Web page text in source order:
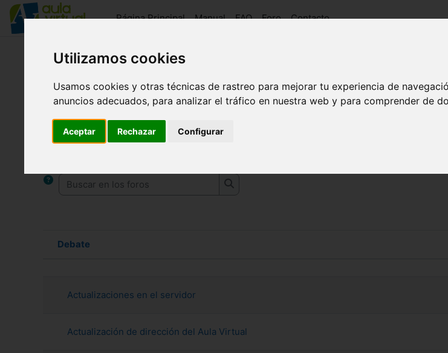
Utilizamos cookies
Usamos cookies y otras técnicas de rastreo para mejorar tu experiencia de
anuncios adecuados, para analizar el tráfico en nuestra web y para comprender de
Aceptar Rechazar Configurar
Salta al contenido principal
Página Principal
Manual FAQ Foro Contacto
Novedades del sitio
Requisitos de finalización
Novedades y anuncios
Buscar en los foros
Debate
Actualizaciones en el servidor
Actualización de dirección del Aula Virtual